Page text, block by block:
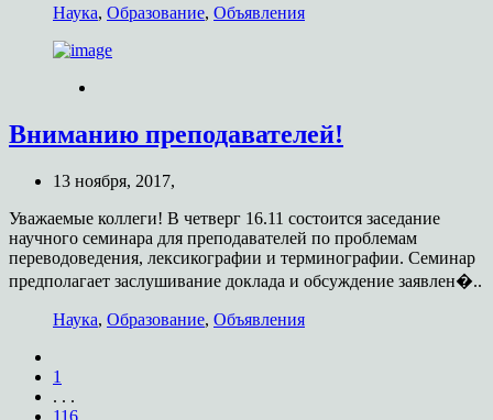
Наука, Образование, Объявления
Вниманию преподавателей!
13 ноября, 2017,
Уважаемые коллеги! В четверг 16.11 состоится заседание
научного семинара для преподавателей по проблемам
переводоведения, лексикографии и терминографии. Семинар
предполагает заслушивание доклада и обсуждение заявлен�..
Наука, Образование, Объявления
1
. . .
116